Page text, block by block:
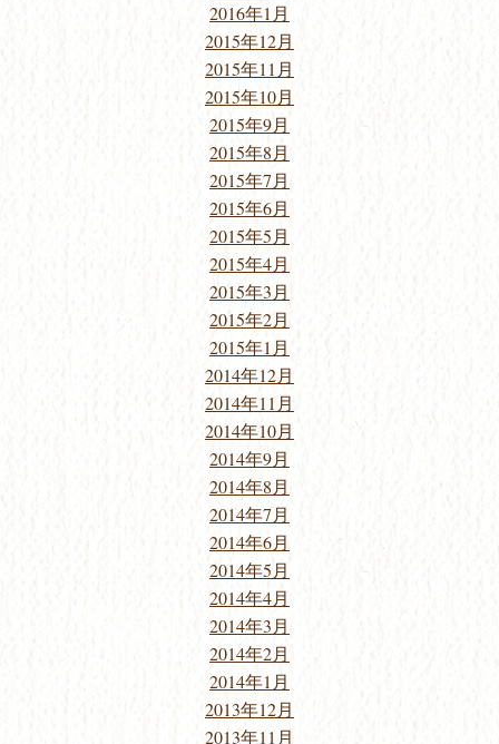
2016年1月
2015年12月
2015年11月
2015年10月
2015年9月
2015年8月
2015年7月
2015年6月
2015年5月
2015年4月
2015年3月
2015年2月
2015年1月
2014年12月
2014年11月
2014年10月
2014年9月
2014年8月
2014年7月
2014年6月
2014年5月
2014年4月
2014年3月
2014年2月
2014年1月
2013年12月
2013年11月